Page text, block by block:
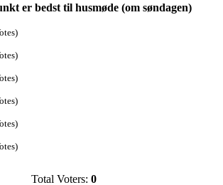
er bedst til husmøde (om søndagen)
Total Voters: 0